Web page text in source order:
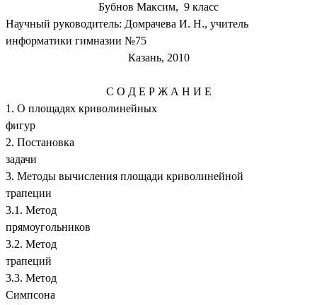
Бубнов Максим, 9 класс
Научный руководитель: Домрачева И. Н., учитель
информатики гимназии №75
Казань, 2010
С О Д Е Р Ж А Н И Е
1. О площадях криволинейных
фигур
2. Постановка
задачи
3. Методы вычисления площади криволинейной
трапеции
3.1. Метод
прямоугольников
3.2. Метод
3.3. Метод